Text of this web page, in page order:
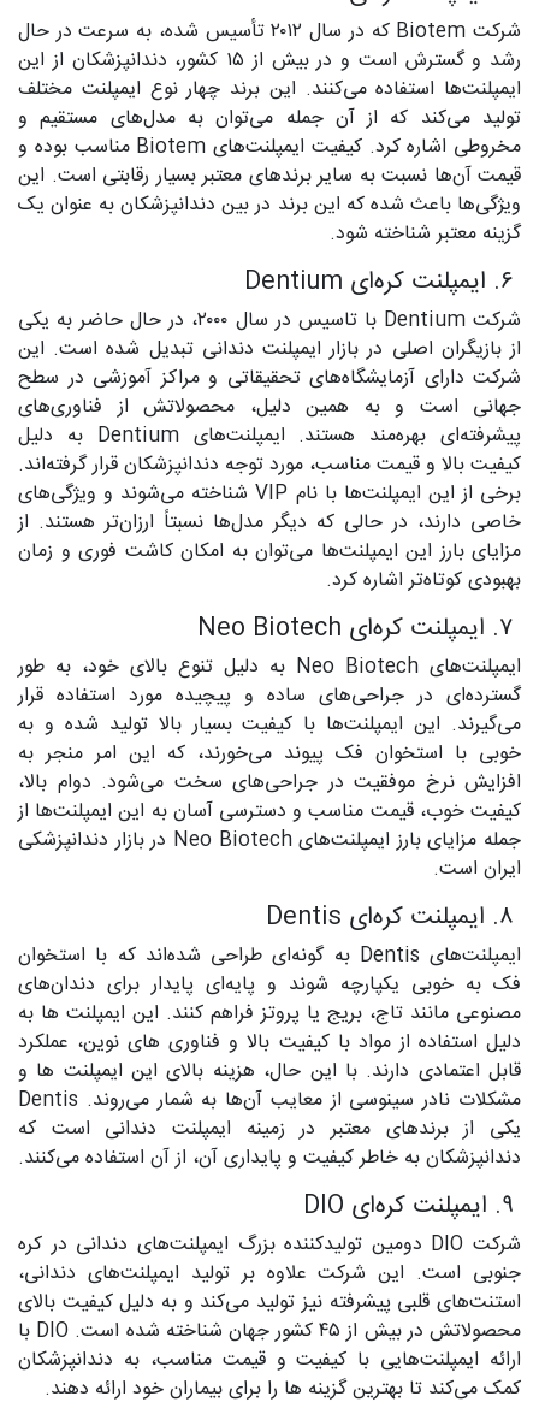
شرکت Biotem که در سال ۲۰۱۲ تأسیس شده، به سرعت در حال
رشد و گسترش است و در بیش از ۱۵ کشور، دندانپزشکان از این
ایمپلنت‌ها استفاده می‌کنند. این برند چهار نوع ایمپلنت مختلف
تولید می‌کند که از آن جمله می‌توان به مدل‌های مستقیم و
مخروطی اشاره کرد. کیفیت ایمپلنت‌های Biotem مناسب بوده و
قیمت آن‌ها نسبت به سایر برندهای معتبر بسیار رقابتی است. این
ویژگی‌ها باعث شده که این برند در بین دندانپزشکان به عنوان یک
گزینه معتبر شناخته شود.
شرکت Dentium با تاسیس در سال ۲۰۰۰، در حال حاضر به یکی
از بازیگران اصلی در بازار ایمپلنت دندانی تبدیل شده است. این
شرکت دارای آزمایشگاه‌های تحقیقاتی و مراکز آموزشی در سطح
جهانی است و به همین دلیل، محصولاتش از فناوری‌های
پیشرفته‌ای بهره‌مند هستند. ایمپلنت‌های Dentium به دلیل
کیفیت بالا و قیمت مناسب، مورد توجه دندانپزشکان قرار گرفته‌اند.
برخی از این ایمپلنت‌ها با نام VIP شناخته می‌شوند و ویژگی‌های
خاصی دارند، در حالی که دیگر مدل‌ها نسبتاً ارزان‌تر هستند. از
مزایای بارز این ایمپلنت‌ها می‌توان به امکان کاشت فوری و زمان
بهبودی کوتاه‌تر اشاره کرد.
ایمپلنت‌های Neo Biotech به دلیل تنوع بالای خود، به طور
گسترده‌ای در جراحی‌های ساده و پیچیده مورد استفاده قرار
می‌گیرند. این ایمپلنت‌ها با کیفیت بسیار بالا تولید شده و به
خوبی با استخوان فک پیوند می‌خورند، که این امر منجر به
افزایش نرخ موفقیت در جراحی‌های سخت می‌شود. دوام بالا،
کیفیت خوب، قیمت مناسب و دسترسی آسان به این ایمپلنت‌ها از
جمله مزایای بارز ایمپلنت‌های Neo Biotech در بازار دندانپزشکی
ایران است.
ایمپلنت‌های Dentis به گونه‌ای طراحی شده‌اند که با استخوان
فک به خوبی یکپارچه شوند و پایه‌ای پایدار برای دندان‌های
مصنوعی مانند تاج، بریج یا پروتز فراهم کنند. این ایمپلنت ‌ها به
دلیل استفاده از مواد با کیفیت بالا و فناوری‌ های نوین، عملکرد
قابل اعتمادی دارند. با این حال، هزینه بالای این ایمپلنت‌ ها و
مشکلات نادر سینوسی از معایب آن‌ها به شمار می‌روند. Dentis
یکی از برندهای معتبر در زمینه ایمپلنت دندانی است که
دندانپزشکان به خاطر کیفیت و پایداری آن، از آن استفاده می‌کنند.
شرکت DIO دومین تولیدکننده بزرگ ایمپلنت‌های دندانی در کره
جنوبی است. این شرکت علاوه بر تولید ایمپلنت‌های دندانی،
استنت‌های قلبی پیشرفته نیز تولید می‌کند و به دلیل کیفیت بالای
محصولاتش در بیش از ۴۵ کشور جهان شناخته شده است. DIO با
ارائه ایمپلنت‌هایی با کیفیت و قیمت مناسب، به دندانپزشکان
کمک می‌کند تا بهترین گزینه‌ ها را برای بیماران خود ارائه دهند.